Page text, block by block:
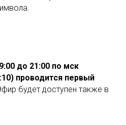
до 21:00 по мск
проводится первый
будет доступен также в